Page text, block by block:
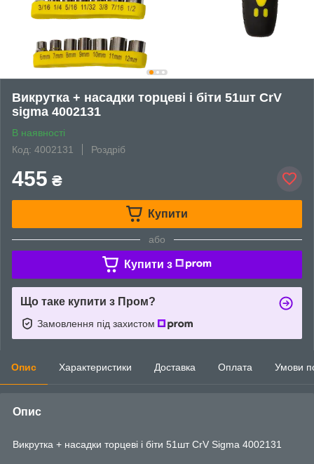
Викрутка + насадки торцеві і біти 51шт CrV
sigma 4002131
В наявності
Код: 4002131
Роздріб
455 ₴
Купити
або
Купити з
Що таке купити з Пром?
Замовлення під захистом
Опис Характеристики Доставка Оплата Умови
Опис
Викрутка + насадки торцеві і біти 51шт CrV Sigma 4002131